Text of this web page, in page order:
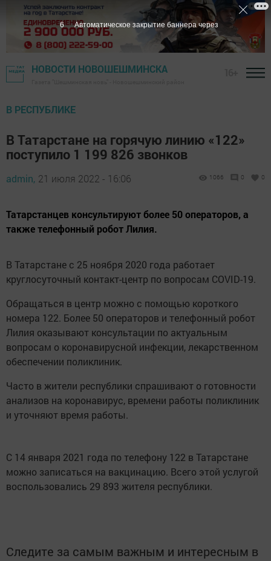
НОВОСТИ НОВОШЕШМИНСКА
В РЕСПУБЛИКЕ
В Татарстане на горячую линию «122»
поступило 1 199 826 звонков
admin, 21 июля 2022 - 16:06 1066 0 0
Татарстанцев консультируют более 50 операторов, а
также телефонный робот Лилия.
В Татарстане с 25 ноября 2020 года работает
круглосуточный контакт-центр по вопросам COVID-19.
Обращаться в центр можно с помощью короткого
номера 122. Более 50 операторов и телефонный робот
Лилия оказывают консультации по актуальным
вопросам о коронавирусной инфекции, лекарственном
обеспечении поликлиник.
Часто в жители республики спрашивают о готовности
анализов на коронавирус, времени работы поликлиник
и уточняют время работы.
С 14 января 2021 года по телефону 122 в Татарстане
можно записаться на вакцинацию. Всего этой услугой
воспользовались 29 893 жителя республики.
Следите за самым важным и интересным в
5 Автоматическое закрытие баннера через